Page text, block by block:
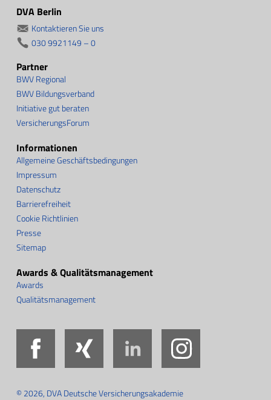
DVA Berlin
Kontaktieren Sie uns
030 9921149 – 0
Informationen
Allgemeine Geschäftsbedingungen
Impressum
Datenschutz
Barrierefreiheit
Cookie Richtlinien
Presse
Sitemap
Partner
BWV Regional
BWV Bildungsverband
Initiative gut beraten
VersicherungsForum
Awards & Qualitätsmanagement
Awards
Qualitätsmanagement
Facebook
Xing LinkedIn
© 2026, DVA Deutsche Versicherungsakademie